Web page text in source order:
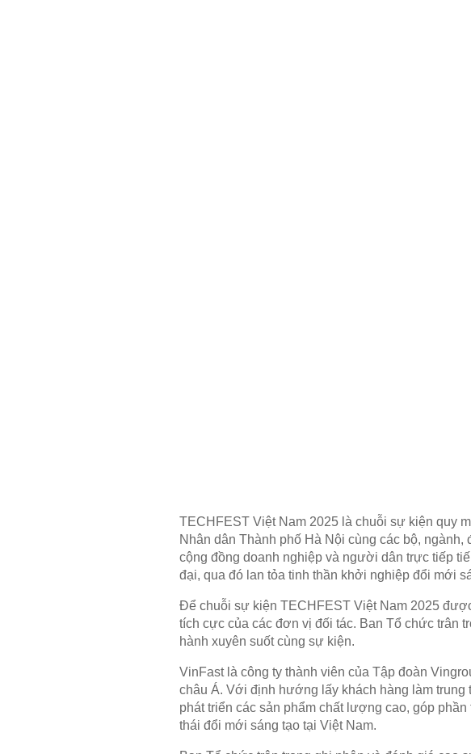
TECHFEST Việt Nam 2025 là chuỗi sự kiện quy
Nhân dân Thành phố Hà Nội cùng các bộ,
cộng đồng doanh nghiệp và người dân trực tiếp
đại, qua đó lan tỏa tinh thần khởi nghiệp đổi mới
Để chuỗi sự kiện TECHFEST Việt Nam 2025
tích cực của các đơn vị đối tác. Ban Tổ chức trân
hành xuyên suốt cùng sự kiện.
VinFast là công ty thành viên của Tập đoàn
châu Á. Với định hướng lấy khách hàng làm
phát triển các sản phẩm chất lượng cao, góp
thái đổi mới sáng tạo tại Việt Nam.